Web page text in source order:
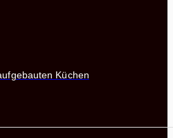
Küchen